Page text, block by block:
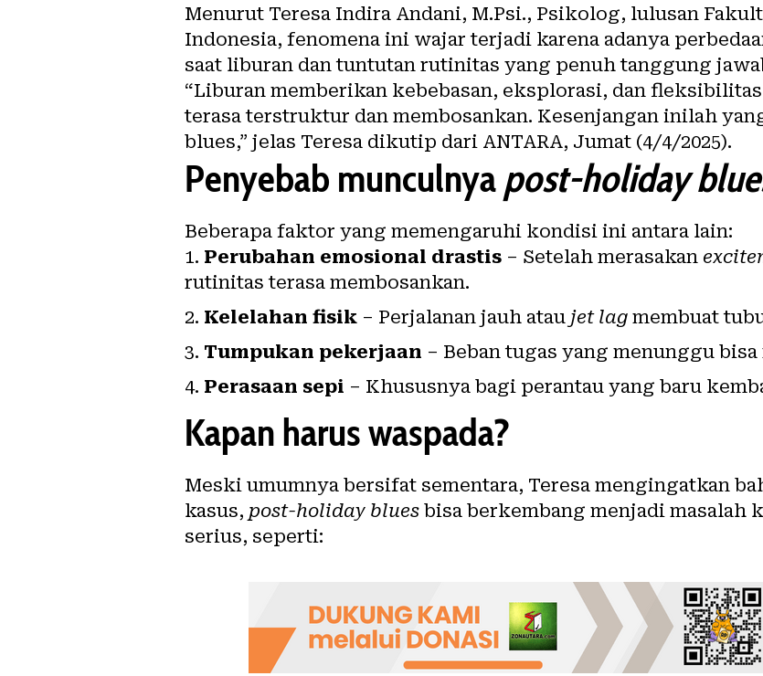
Menurut Teresa Indira Andani, M.Psi., Psikolog, lulusan
Indonesia, fenomena ini wajar terjadi karena adanya
saat liburan dan tuntutan rutinitas yang penuh tanggung
“Liburan memberikan kebebasan, eksplorasi, dan
terasa terstruktur dan membosankan. Kesenjangan inilah
blues,” jelas Teresa dikutip dari ANTARA, Jumat (4/4/2025).
Penyebab munculnyapost-holiday
Beberapa faktor yang memengaruhi kondisi ini antara lain:
Perubahan emosional drastis – Setelah merasakan
rutinitas terasa membosankan.
Kelelahan fisik – Perjalanan jauh atau jet lag membuat
Tumpukan pekerjaan – Beban tugas yang menunggu
Perasaan sepi – Khususnya bagi perantau yang baru
Kapan harus waspada?
Meski umumnya bersifat sementara, Teresa mengingatkan
kasus, post-holiday blues bisa berkembang menjadi masalah
serius, seperti: